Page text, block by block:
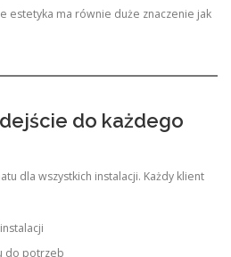
estetyka ma równie duże znaczenie jak
do każdego
dla wszystkich instalacji. Każdy klient
do potrzeb